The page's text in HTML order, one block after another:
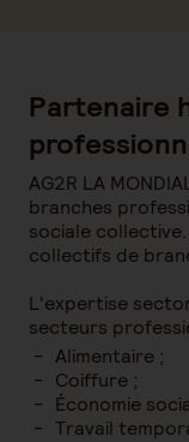
Partenaire
AG2R LA
branches
sociale
collectifs de
L'expertise
secteurs
Alimentaire ;
Coiffure ;
Économie
Travail